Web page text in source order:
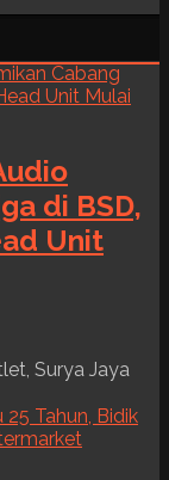
di BSD,
Unit
Surya Jaya